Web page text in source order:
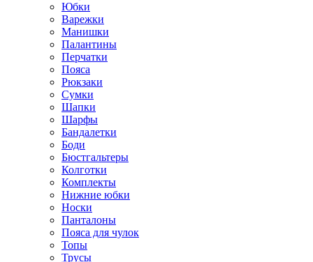
Юбки
Варежки
Манишки
Палантины
Перчатки
Пояса
Рюкзаки
Сумки
Шапки
Шарфы
Бандалетки
Боди
Бюстгальтеры
Колготки
Комплекты
Нижние юбки
Носки
Панталоны
Поясa для чулок
Топы
Трусы